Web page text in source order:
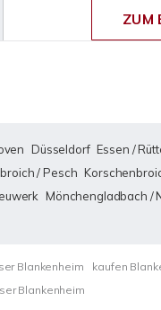
ZUM
Düsseldorf Essen /
/ Pesch
Mönchengladbach /
Blankenheim kaufen
Blankenheim